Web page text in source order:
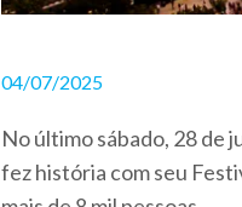
04/07/2025
No último sábado, 28 de
fez história com seu